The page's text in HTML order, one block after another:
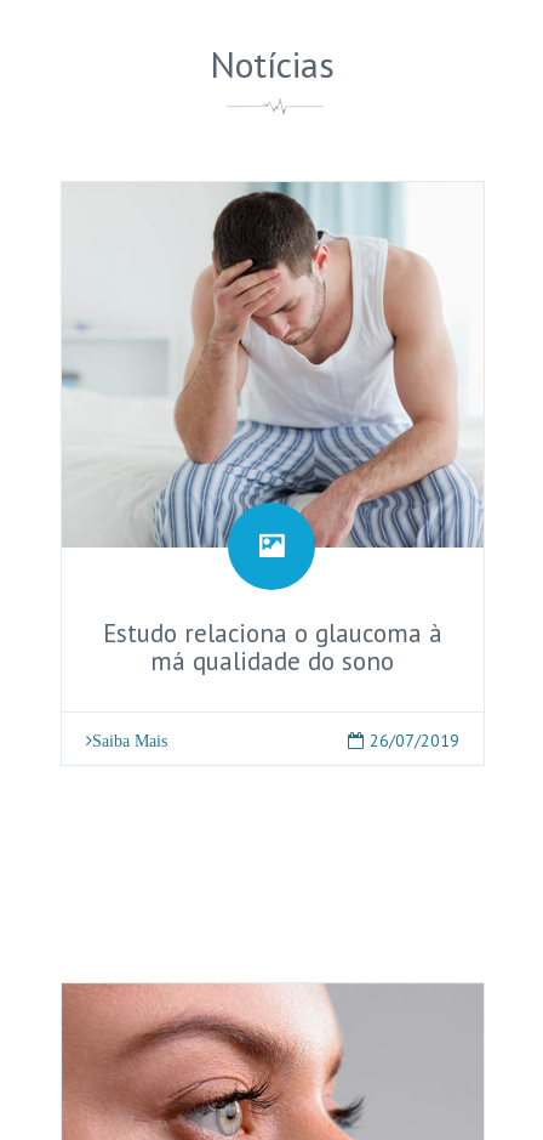
Notícias
Estudo relaciona o glaucoma à
má qualidade do sono
Saiba Mais 26/07/2019